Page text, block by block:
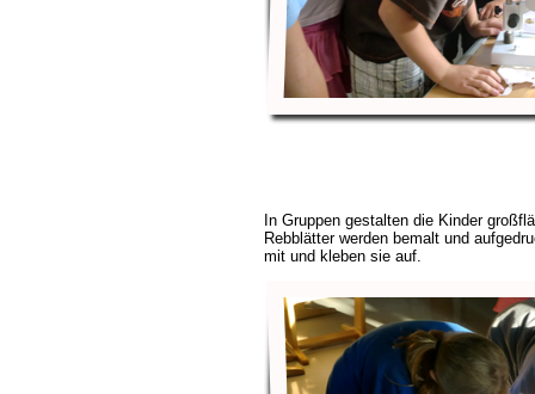
In Gruppen gestalten die Kinder
Rebblätter werden bemalt und
mit und kleben sie auf.